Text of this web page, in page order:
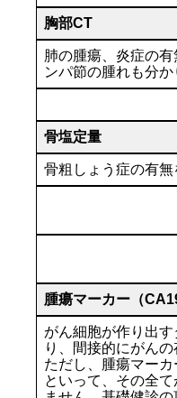
胸部CT
肺の腫瘍、炎症の
ンパ節の腫れも分か
骨塩定量
骨粗しょう症の有無
腫瘍マーカー（
がん細胞が作り出
り、間接的にがんの
ただし、腫瘍マー
といって、その全